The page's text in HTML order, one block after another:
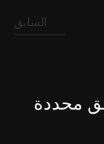
السابق
محددة